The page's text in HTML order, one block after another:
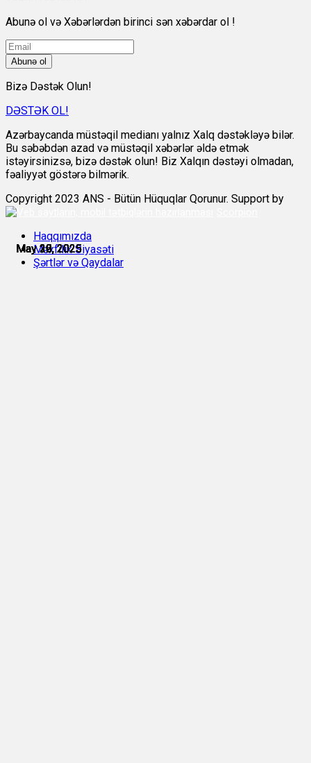
May 19, 2025
May 20, 2025
May 22, 2025
May 25, 2025
May 29, 2025
May 30, 2025
Abunə ol və Xəbərlərdən birinci sən xəbərdar ol !
Abunə ol
Bizə Dəstək Olun!
DƏSTƏK OL!
Azərbaycanda müstəqil medianı yalnız Xalq dəstəkləyə bilər.
Bu səbəbdən azad və müstəqil xəbərlər əldə etmək
istəyirsinizsə, bizə dəstək olun! Biz Xalqın dəstəyi olmadan,
fəaliyyət göstərə bilmərik.
Copyright 2023 ANS - Bütün Hüquqlar Qorunur. Support by
Haqqımızda
Məxfilik Siyasəti
Şərtlər və Qaydalar